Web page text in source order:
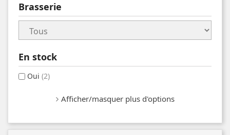
Brasserie
En stock
Oui (2)
Afficher/masquer plus d'options